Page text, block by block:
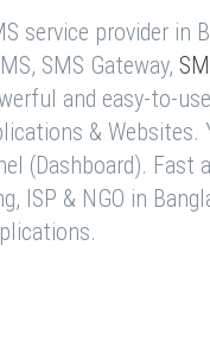
service provider
SMS Gateway,
and easy-to-
& Websites.
(Dashboard). Fast
ISP & NGO in